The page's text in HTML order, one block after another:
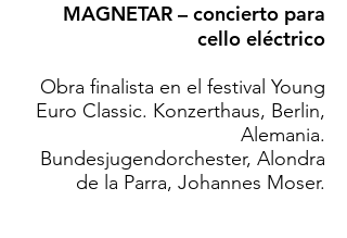
MAGNETAR – concierto para
cello eléctrico
Obra finalista en el festival Young
Euro Classic. Konzerthaus, Berlin,
Alemania.
Bundesjugendorchester, Alondra
de la Parra, Johannes Moser.